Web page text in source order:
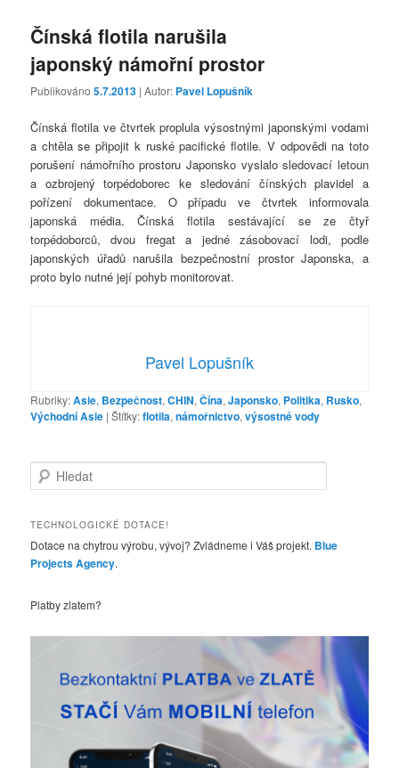
Čínská flotila narušila
japonský námořní prostor
Publikováno5.7.2013 | Autor: Pavel Lopušník
Čínská flotila ve čtvrtek proplula výsostnými japonskými vodami
a chtěla se připojit k ruské pacifické flotile. V odpovědi na toto
porušení námořního prostoru Japonsko vyslalo sledovací letoun
a ozbrojený torpédoborec ke sledování čínských plavidel a
pořízení dokumentace. O případu ve čtvrtek informovala
japonská média. Čínská flotila sestávající se ze čtyř
torpédoborců, dvou fregat a jedné zásobovací lodi, podle
japonských úřadů narušila bezpečnostní prostor Japonska, a
proto bylo nutné její pohyb monitorovat.
Pavel Lopušník
Rubriky:Asie, Bezpečnost,CHIN,Čína,Japonsko, Politika, Rusko,
Východní Asie |Štítky:flotila,námořnictvo,výsostné vody
l
d
t
TECHNOLOGICKÉ DOTACE!
Dotace na chytrou výrobu, vývoj? Zvládneme i Váš projekt. Blue
Projects Agency.
Platby zlatem?